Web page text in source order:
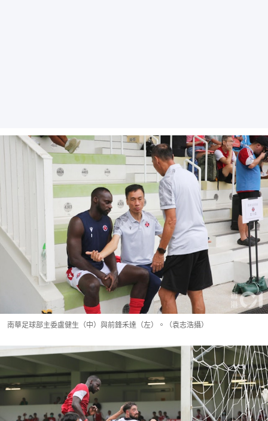
南華足球部主委盧健生（中）與前鋒禾達（左）。（袁志浩攝）